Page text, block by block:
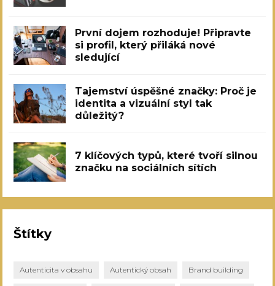
První dojem rozhoduje! Připravte
si profil, který přiláká nové
sledující
Tajemství úspěšné značky: Proč je
identita a vizuální styl tak
důležitý?
7 klíčových typů, které tvoří silnou
značku na sociálních sítích
Štítky
Autenticita v obsahu Autentický obsah Brand building